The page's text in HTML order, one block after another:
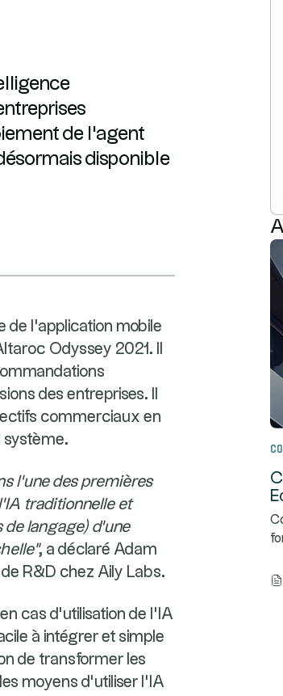
de l'agent
disponible
de l'application mobile
Odyssey 2021. Il
des entreprises. Il
commerciaux en
système.
l'une des premières
traditionnelle et
langage) d'une
, a déclaré Adam
R&D chez Aily Labs.
cas d'utilisation de l'IA
à intégrer et simple
de transformer les
moyens d'utiliser l'IA